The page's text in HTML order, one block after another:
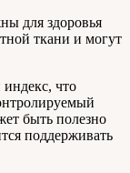
для здоровья
ткани и могут
что
быть полезно
поддерживать